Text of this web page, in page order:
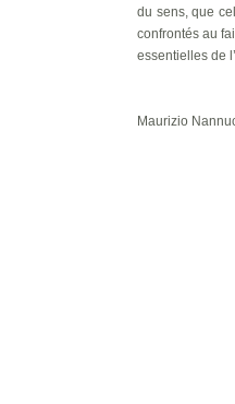
du sens, que
confrontés au
essentielles de
Maurizio